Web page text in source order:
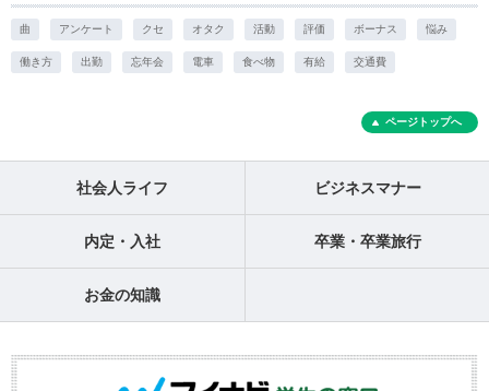
曲 アンケート クセ オタク 活動 評価 ボーナス 悩み
働き方 出勤 忘年会 電車 食べ物 有給 交通費
ページトップへ
社会人ライフ ビジネスマナー
内定・入社 卒業・卒業旅行
お金の知識